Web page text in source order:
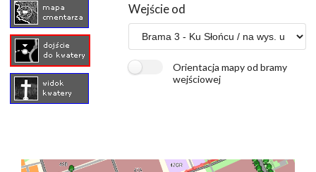
Wejście od
Orientacja mapy od bramy
wejściowej